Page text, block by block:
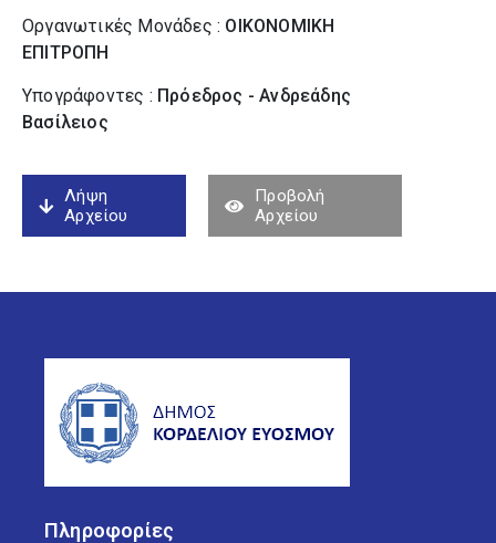
Οργανωτικές Μονάδες : ΟΙΚΟΝΟΜΙΚΗ
ΕΠΙΤΡΟΠΗ
Υπογράφοντες : Πρόεδρος - Ανδρεάδης
Βασίλειος
Λήψη
Αρχείου
Προβολή
Αρχείου
Πληροφορίες